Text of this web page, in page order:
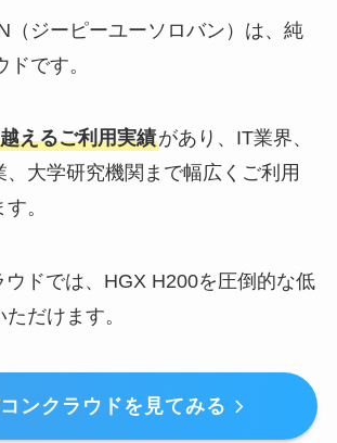
（ジーピーユーソロバン）は、純
です。
えるご利用実績があり、IT業界、
、大学研究機関まで幅広くご利用
。
ドでは、HGX H200を圧倒的な低
だけます。
ンクラウドを見てみる